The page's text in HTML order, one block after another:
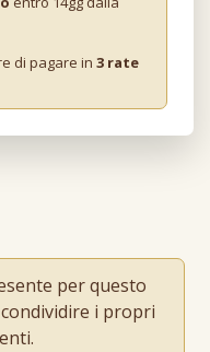
di pagare in 3 rate
per questo
i propri